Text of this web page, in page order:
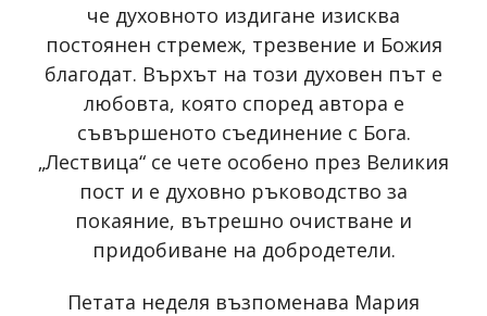
че духовното издигане изисква
постоянен стремеж, трезвение и Божия
благодат. Върхът на този духовен път е
любовта, която според автора е
съвършеното съединение с Бога.
„Лествица“ се чете особено през Великия
пост и е духовно ръководство за
покаяние, вътрешно очистване и
придобиване на добродетели.
Петата неделя възпоменава Мария